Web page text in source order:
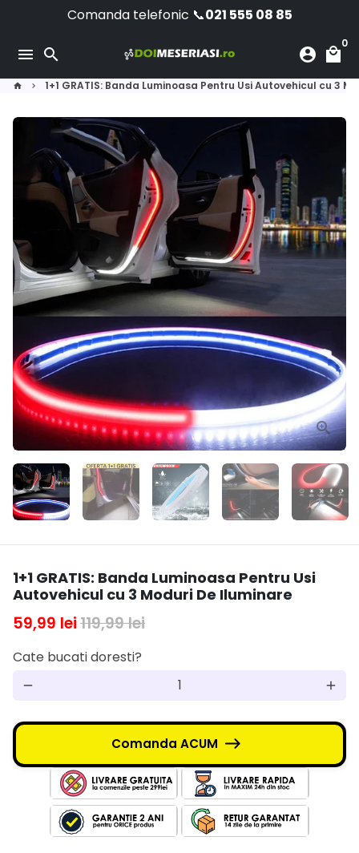
content
Comanda telefonic 📞021 555 08 85
menu search account_circle local_mall
0
home keyboard_arrow_right 1+1 GRATIS: Banda Luminoasa Pentru Usi Autovehicul cu 3
1+1 GRATIS: Banda Luminoasa Pentru Usi
Autovehicul cu 3 Moduri De Iluminare
59,99 lei119,99 lei
Cate bucati doresti?
remove add
Comanda ACUM